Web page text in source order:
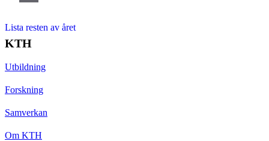
Lista resten av året
KTH
Utbildning
Forskning
Samverkan
Om KTH